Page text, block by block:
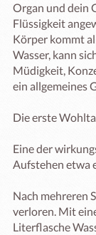
Organ und dein
Flüssigkeit
Körper kommt
Wasser, kann
Müdigkeit,
ein allgemeines
Die erste
Eine der
Aufstehen etwa
Nach mehreren
verloren. Mit
Literflasche